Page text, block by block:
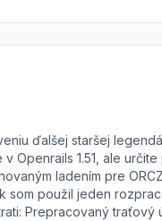
ďalšej staršej
Openrails 1.51, ale
ladením pre
som použil jeden
Prepracovaný traťový